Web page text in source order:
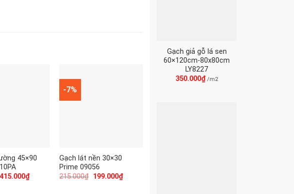
45×90
415.000₫
-7%
Gạch lát nền 30×30
Prime 09056
215.000₫ 199.000₫
Gạch giả gỗ lá sen
60×120cm-80x80cm
LY8227
350.000₫ /m2